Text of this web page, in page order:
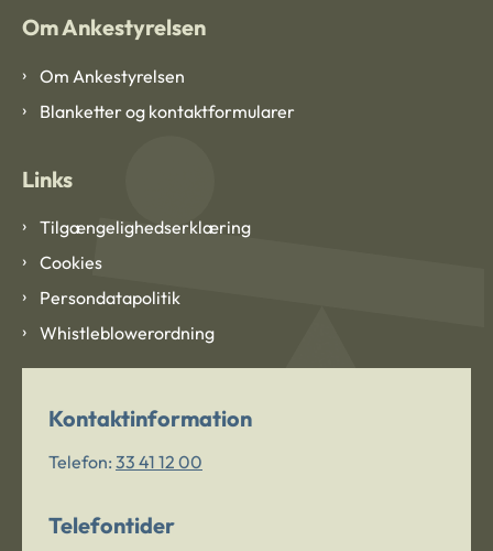
Om Ankestyrelsen
Om Ankestyrelsen
Blanketter og kontaktformularer
Links
Tilgængelighedserklæring
Cookies
Persondatapolitik
Whistleblowerordning
Kontaktinformation
Telefon: 33 41 12 00
Telefontider